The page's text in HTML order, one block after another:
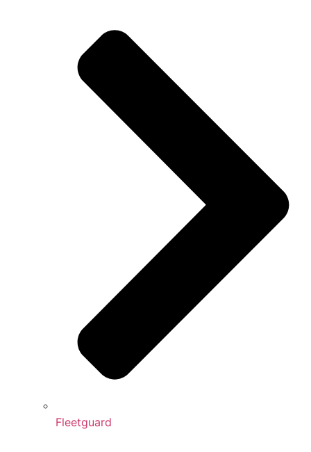
Fleetguard